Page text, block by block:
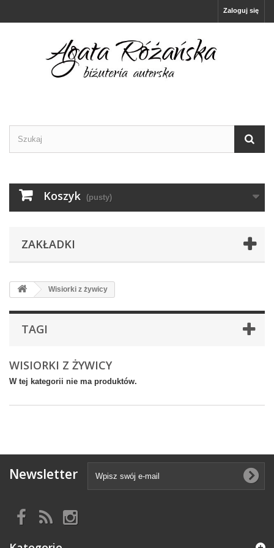
Zaloguj się
Koszyk (pusty)
ZAKŁADKI
Wisiorki z żywicy
TAGI
WISIORKI Z ŻYWICY
W tej kategorii nie ma produktów.
Newsletter